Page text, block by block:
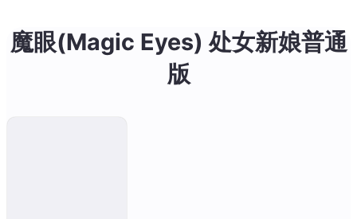
魔眼(Magic Eyes) 处女新娘普通
版